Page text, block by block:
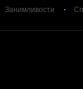
Занимливости